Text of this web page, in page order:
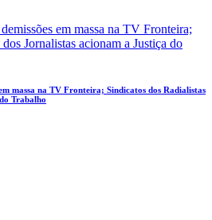
massa na TV Fronteira; Sindicatos dos Radialistas
Trabalho